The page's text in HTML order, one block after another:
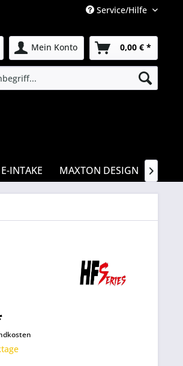
Service/Hilfe
Mein Konto 0,00 € *
E-INTAKE MAXTON DESIGN 